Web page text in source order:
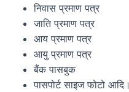
निवास प्रमाण पत्र
जाति प्रमाण पत्र
आय प्रमाण पत्र
आयु प्रमाण पत्र
बैंक पासबुक
पासपोर्ट साइज फोटो आदि।